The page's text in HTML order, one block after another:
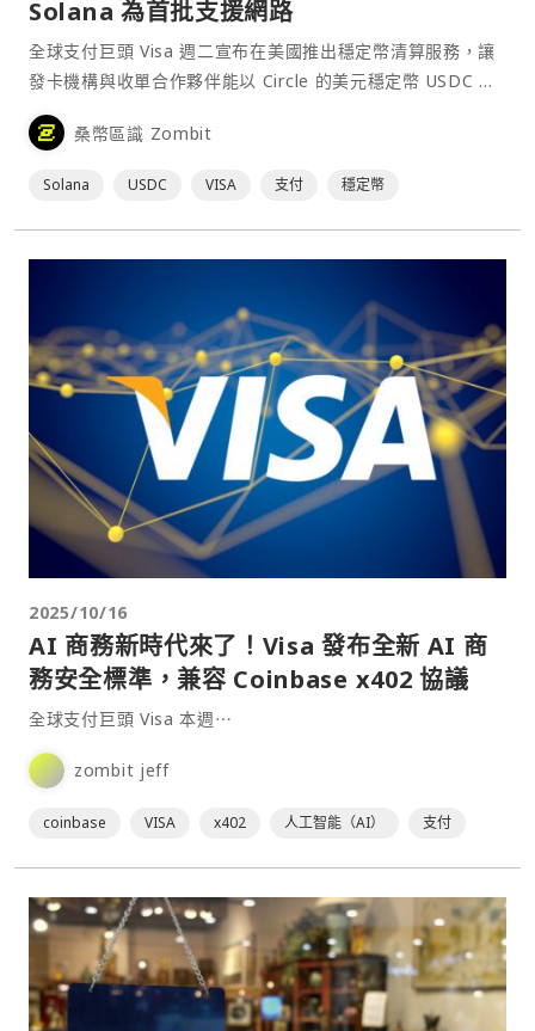
Solana 為首批支援網路
全球支付巨頭 Visa 週二宣布在美國推出穩定幣清算服務，讓
發卡機構與收單合作夥伴能以 Circle 的美元穩定幣 USDC 與
桑幣區識 Zombit
Solana USDC VISA 支付 穩定幣
2025/10/16
AI 商務新時代來了！Visa 發布全新 AI 商
務安全標準，兼容 Coinbase x402 協議
全球支付巨頭 Visa 本週⋯
zombit jeff
coinbase VISA x402 人工智能（AI） 支付